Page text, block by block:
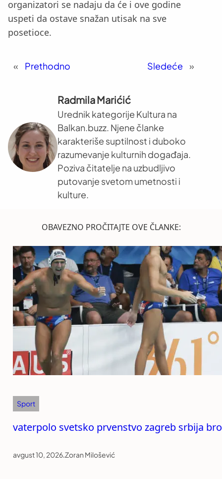
organizatori se nadaju da će i ove godine
uspeti da ostave snažan utisak na sve
posetioce.
« Prethodno Sledeće »
Radmila Marićić
Urednik kategorije Kultura na
Balkan.buzz. Njene članke
karakteriše suptilnost i duboko
razumevanje kulturnih događaja.
Poziva čitatelje na uzbudljivo
putovanje svetom umetnosti i
kulture.
OBAVEZNO PROČITAJTE OVE ČLANKE:
Sport
vaterpolo svetsko prvenstvo zagreb srbija
avgust 10, 2026.Zoran Milošević